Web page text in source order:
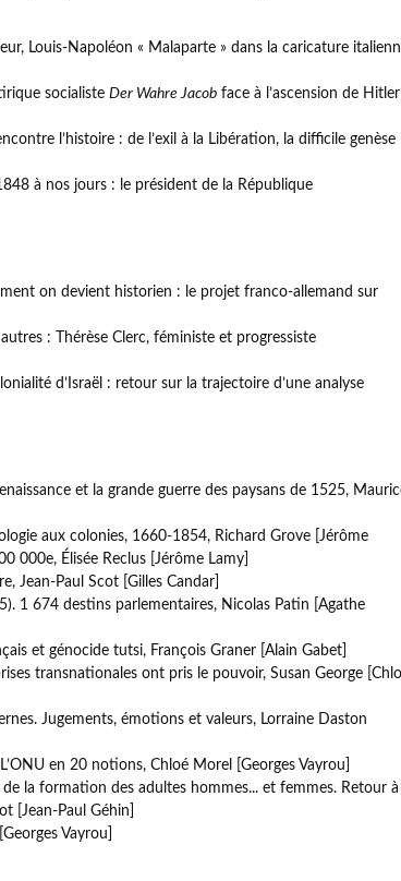
Louis-Napoléon « Malaparte » dans la caricature
socialiste Der Wahre Jacob face à l’ascension de
l’histoire : de l’exil à la Libération, la difficile genèse
à nos jours : le président de la République
on devient historien : le projet franco-allemand sur
: Thérèse Clerc, féministe et progressiste
d’Israël : retour sur la trajectoire d’une analyse
et la grande guerre des paysans de 1525,
aux colonies, 1660-1854, Richard Grove [Jérôme
000e, Élisée Reclus [Jérôme Lamy]
Jean-Paul Scot [Gilles Candar]
1 674 destins parlementaires, Nicolas Patin [Agathe
et génocide tutsi, François Graner [Alain Gabet]
transnationales ont pris le pouvoir, Susan George
Jugements, émotions et valeurs, Lorraine Daston
en 20 notions, Chloé Morel [Georges Vayrou]
la formation des adultes hommes... et femmes. Retour à
[Jean-Paul Géhin]
Vayrou]